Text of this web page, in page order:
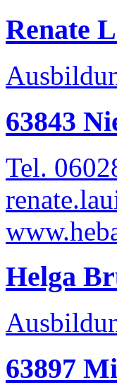
Renate
63843
Tel.
Helga
63897